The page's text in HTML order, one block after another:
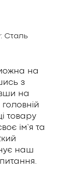
Сталь
на
з
на
товару
ім’я та
наш